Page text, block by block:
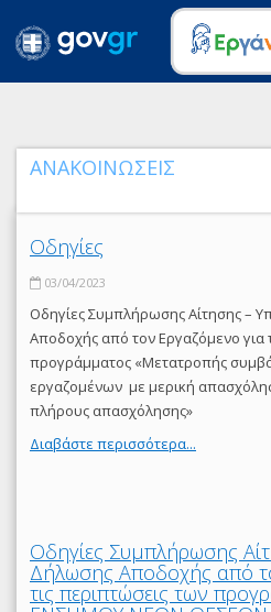
ΑΝΑΚΟΙΝΩΣΕΙΣ
Οδηγίες
03/04/2023
Οδηγίες Συμπλήρωσης Αίτησης –
Αποδοχής από τον Εργαζόμενο για
προγράμματος «Μετατροπής
εργαζομένων με μερική
πλήρους απασχόλησης»
Διαβάστε περισσότερα...
Οδηγίες Συμπλήρωσης
Δήλωσης Αποδοχής από
τις περιπτώσεις των